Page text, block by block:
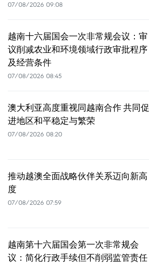
07/08/2026 09:08
越南十六届国会一次非常规会议：审
议削减农业和环境领域行政审批程序
及经营条件
07/08/2026 08:45
澳大利亚高度重视同越南合作 共同促
进地区和平稳定与繁荣
07/08/2026 08:20
推动越澳全面战略伙伴关系迈向新高
度
07/08/2026 07:59
越南第十六届国会第一次非常规会
议：简化行政手续但不削弱监管责任